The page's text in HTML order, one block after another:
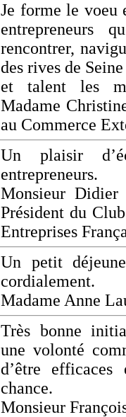
Je forme le voeu
entrepreneurs
rencontrer,
des rives de
et talent les
Madame
au Commerce
Un plaisir
entrepreneurs.
Monsieur
Président du
Entreprises
Un petit
cordialement.
Madame Anne
Très bonne
une volonté
d’être
chance.
Monsieur